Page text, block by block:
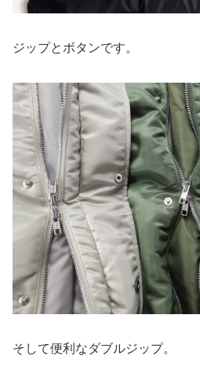
ジップとボタンです。
そして便利なダブルジップ。